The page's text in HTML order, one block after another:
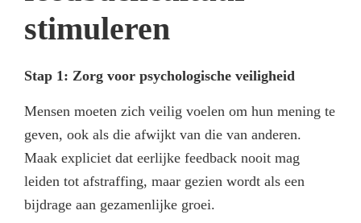
stimuleren
Stap 1: Zorg voor psychologische veiligheid
Mensen moeten zich veilig voelen om hun mening te
geven, ook als die afwijkt van die van anderen.
Maak expliciet dat eerlijke feedback nooit mag
leiden tot afstraffing, maar gezien wordt als een
bijdrage aan gezamenlijke groei.